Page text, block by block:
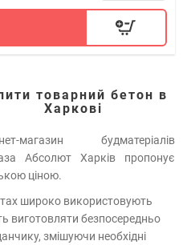
товарний бетон в
Харкові
магазин будматеріалів
Абсолют Харків пропонує
ціною.
широко використовують
виготовляти безпосередньо
змішуючи необхідні